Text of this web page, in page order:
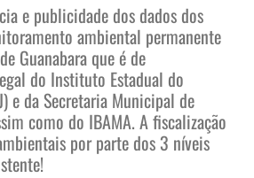
e publicidade dos dados dos
ambiental permanente
Guanabara que é de
do Instituto Estadual do
e da Secretaria Municipal de
como do IBAMA. A fiscalização
por parte dos 3 níveis